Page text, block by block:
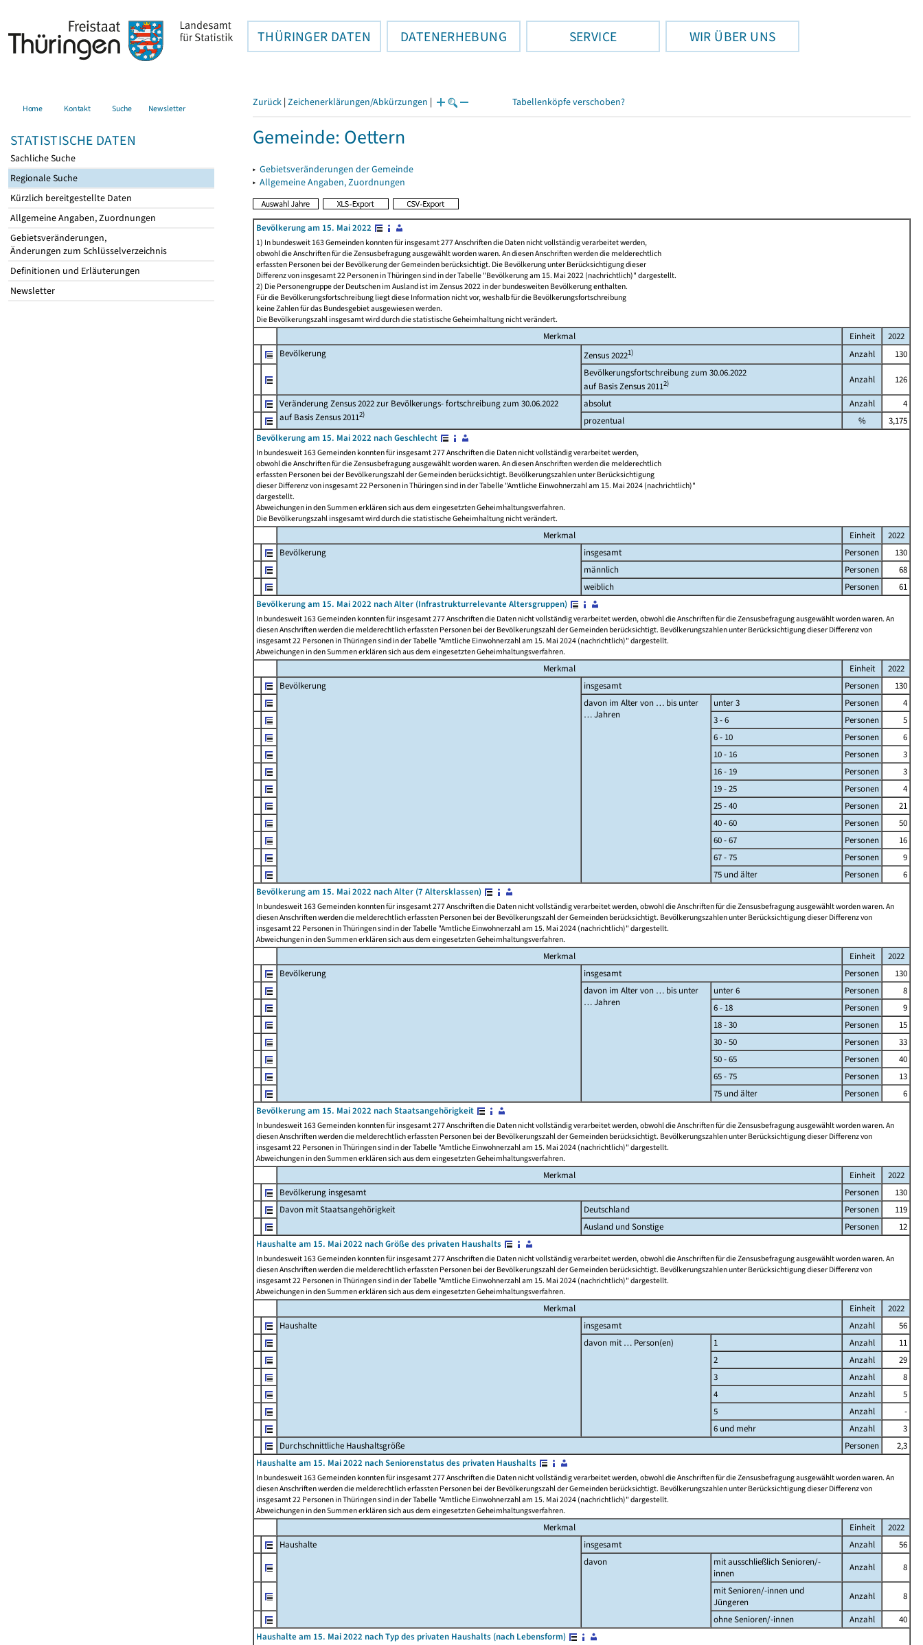
THÜRINGER DATEN DATENERHEBUNG SERVICE WIR ÜBER UNS
Home Kontakt Suche Newsletter
STATISTISCHE DATEN
Sachliche Suche
Regionale Suche
Kürzlich bereitgestellte Daten
Allgemeine Angaben, Zuordnungen
Gebietsveränderungen,
Änderungen zum Schlüsselverzeichnis
Definitionen und Erläuterungen
Newsletter
Zurück | Zeichenerklärungen/Abkürzungen | Tabellenköpfe verschoben?
Gemeinde: Oettern
▸ Gebietsveränderungen der Gemeinde
▸ Allgemeine Angaben, Zuordnungen
Bevölkerung am 15. Mai 2022
1) In bundesweit 163 Gemeinden konnten für insgesamt 277 Anschriften die Daten nicht vollständig verarbeitet werden,
obwohl die Anschriften für die Zensusbefragung ausgewählt worden waren. An diesen Anschriften werden die melderechtlich
erfassten Personen bei der Bevölkerung der Gemeinden berücksichtigt. Die Bevölkerung unter Berücksichtigung dieser
Differenz von insgesamt 22 Personen in Thüringen sind in der Tabelle "Bevölkerung am 15. Mai 2022 (nachrichtlich)" dargestellt.
2) Die Personengruppe der Deutschen im Ausland ist im Zensus 2022 in der bundesweiten Bevölkerung enthalten.
Für die Bevölkerungsfortschreibung liegt diese Information nicht vor, weshalb für die Bevölkerungsfortschreibung
keine Zahlen für das Bundesgebiet ausgewiesen werden.
Die Bevölkerungszahl insgesamt wird durch die statistische Geheimhaltung nicht verändert.
Merkmal Einheit
2022
Bevölkerung
Zensus 20221) Anzahl
130
Bevölkerungsfortschreibung zum 30.06.2022
auf Basis Zensus 20112) Anzahl 126
Veränderung Zensus 2022 zur Bevölkerungs- fortschreibung zum 30.06.2022
auf Basis Zensus 20112)
absolut Anzahl
4
prozentual
%
3,175
Bevölkerung am 15. Mai 2022 nach Geschlecht
In bundesweit 163 Gemeinden konnten für insgesamt 277 Anschriften die Daten nicht vollständig verarbeitet werden,
obwohl die Anschriften für die Zensusbefragung ausgewählt worden waren. An diesen Anschriften werden die melderechtlich
erfassten Personen bei der Bevölkerungszahl der Gemeinden berücksichtigt. Bevölkerungszahlen unter Berücksichtigung
dieser Differenz von insgesamt 22 Personen in Thüringen sind in der Tabelle "Amtliche Einwohnerzahl am 15. Mai 2024 (nachrichtlich)"
dargestellt.
Abweichungen in den Summen erklären sich aus dem eingesetzten Geheimhaltungsverfahren.
Die Bevölkerungszahl insgesamt wird durch die statistische Geheimhaltung nicht verändert.
Merkmal Einheit
2022
Bevölkerung
insgesamt Personen
130
männlich
Personen
68
weiblich
Personen
61
Bevölkerung am 15. Mai 2022 nach Alter (Infrastrukturrelevante Altersgruppen)
In bundesweit 163 Gemeinden konnten für insgesamt 277 Anschriften die Daten nicht vollständig verarbeitet werden, obwohl die Anschriften für die Zensusbefragung ausgewählt worden waren. An
diesen Anschriften werden die melderechtlich erfassten Personen bei der Bevölkerungszahl der Gemeinden berücksichtigt. Bevölkerungszahlen unter Berücksichtigung dieser Differenz von
insgesamt 22 Personen in Thüringen sind in der Tabelle "Amtliche Einwohnerzahl am 15. Mai 2024 (nachrichtlich)" dargestellt.
Abweichungen in den Summen erklären sich aus dem eingesetzten Geheimhaltungsverfahren.
Merkmal Einheit
2022
Bevölkerung
insgesamt Personen
130
davon im Alter von … bis unter
… Jahren
unter 3 Personen
4
3 - 6
Personen
5
6 - 10
Personen
6
10 - 16
Personen
3
16 - 19
Personen
3
19 - 25
Personen
4
25 - 40
Personen
21
40 - 60
Personen
50
60 - 67
Personen
16
67 - 75
Personen
9
75 und älter
Personen
6
Bevölkerung am 15. Mai 2022 nach Alter (7 Altersklassen)
In bundesweit 163 Gemeinden konnten für insgesamt 277 Anschriften die Daten nicht vollständig verarbeitet werden, obwohl die Anschriften für die Zensusbefragung ausgewählt worden waren. An
diesen Anschriften werden die melderechtlich erfassten Personen bei der Bevölkerungszahl der Gemeinden berücksichtigt. Bevölkerungszahlen unter Berücksichtigung dieser Differenz von
insgesamt 22 Personen in Thüringen sind in der Tabelle "Amtliche Einwohnerzahl am 15. Mai 2024 (nachrichtlich)" dargestellt.
Abweichungen in den Summen erklären sich aus dem eingesetzten Geheimhaltungsverfahren.
Merkmal Einheit
2022
Bevölkerung
insgesamt Personen
130
davon im Alter von … bis unter
… Jahren
unter 6 Personen
8
6 - 18
Personen
9
18 - 30
Personen
15
30 - 50
Personen
33
50 - 65
Personen
40
65 - 75
Personen
13
75 und älter
Personen
6
Bevölkerung am 15. Mai 2022 nach Staatsangehörigkeit
In bundesweit 163 Gemeinden konnten für insgesamt 277 Anschriften die Daten nicht vollständig verarbeitet werden, obwohl die Anschriften für die Zensusbefragung ausgewählt worden waren. An
diesen Anschriften werden die melderechtlich erfassten Personen bei der Bevölkerungszahl der Gemeinden berücksichtigt. Bevölkerungszahlen unter Berücksichtigung dieser Differenz von
insgesamt 22 Personen in Thüringen sind in der Tabelle "Amtliche Einwohnerzahl am 15. Mai 2024 (nachrichtlich)" dargestellt.
Abweichungen in den Summen erklären sich aus dem eingesetzten Geheimhaltungsverfahren.
Merkmal Einheit
2022
Bevölkerung insgesamt
Personen
130
Davon mit Staatsangehörigkeit
Deutschland Personen
119
Ausland und Sonstige
Personen
12
Haushalte am 15. Mai 2022 nach Größe des privaten Haushalts
In bundesweit 163 Gemeinden konnten für insgesamt 277 Anschriften die Daten nicht vollständig verarbeitet werden, obwohl die Anschriften für die Zensusbefragung ausgewählt worden waren. An
diesen Anschriften werden die melderechtlich erfassten Personen bei der Bevölkerungszahl der Gemeinden berücksichtigt. Bevölkerungszahlen unter Berücksichtigung dieser Differenz von
insgesamt 22 Personen in Thüringen sind in der Tabelle "Amtliche Einwohnerzahl am 15. Mai 2024 (nachrichtlich)" dargestellt.
Abweichungen in den Summen erklären sich aus dem eingesetzten Geheimhaltungsverfahren.
Merkmal Einheit
2022
Haushalte
insgesamt Anzahl
56
davon mit … Person(en)
1 Anzahl
11
2
Anzahl
29
3
Anzahl
8
4
Anzahl
5
5
Anzahl
-
6 und mehr
Anzahl
3
Durchschnittliche Haushaltsgröße
Personen
2,3
Haushalte am 15. Mai 2022 nach Seniorenstatus des privaten Haushalts
In bundesweit 163 Gemeinden konnten für insgesamt 277 Anschriften die Daten nicht vollständig verarbeitet werden, obwohl die Anschriften für die Zensusbefragung ausgewählt worden waren. An
diesen Anschriften werden die melderechtlich erfassten Personen bei der Bevölkerungszahl der Gemeinden berücksichtigt. Bevölkerungszahlen unter Berücksichtigung dieser Differenz von
insgesamt 22 Personen in Thüringen sind in der Tabelle "Amtliche Einwohnerzahl am 15. Mai 2024 (nachrichtlich)" dargestellt.
Abweichungen in den Summen erklären sich aus dem eingesetzten Geheimhaltungsverfahren.
Merkmal Einheit
2022
Haushalte
insgesamt Anzahl
56
davon
mit ausschließlich Senioren/-
innen
Anzahl
8
mit Senioren/-innen und
Jüngeren
Anzahl
8
ohne Senioren/-innen
Anzahl
40
Haushalte am 15. Mai 2022 nach Typ des privaten Haushalts (nach Lebensform)